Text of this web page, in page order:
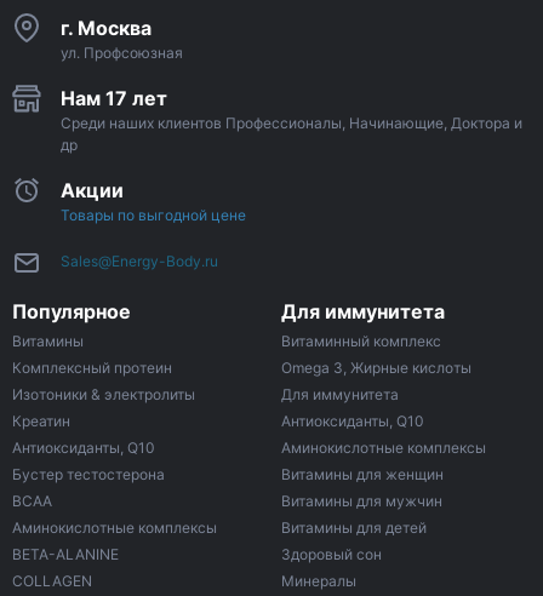
г. Москва
ул. Профсоюзная
Нам 17 лет
Среди наших клиентов Профессионалы, Начинающие, Доктора и
др
Акции
Товары по выгодной цене
Sales@Energy-Body.ru
Популярное
Витамины
Комплексный протеин
Изотоники & электролиты
Креатин
Антиоксиданты, Q10
Бустер тестостерона
ВСАА
Аминокислотные комплексы
BETA-ALANINE
COLLAGEN
Для иммунитета
Витаминный комплекс
Omega 3, Жирные кислоты
Для иммунитета
Антиоксиданты, Q10
Аминокислотные комплексы
Витамины для женщин
Витамины для мужчин
Витамины для детей
Здоровый сон
Минералы